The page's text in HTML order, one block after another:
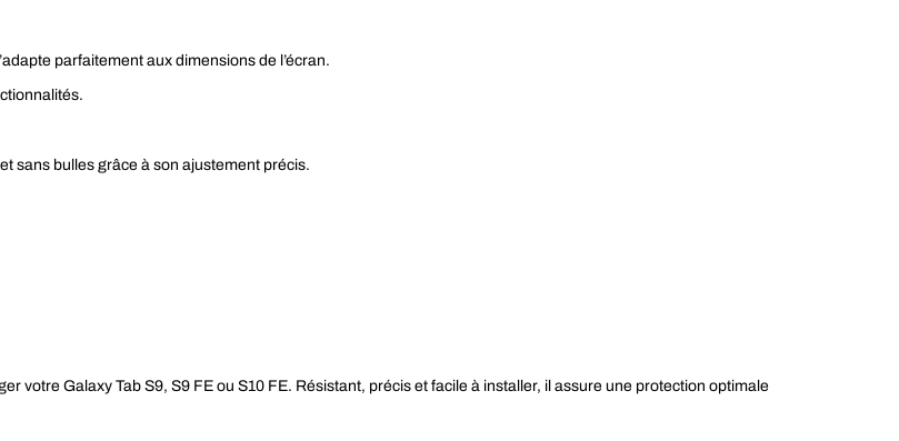
parfaitement aux dimensions de l’écran.
sans bulles grâce à son ajustement précis.
votre Galaxy Tab S9, S9 FE ou S10 FE. Résistant, précis et facile à installer, il assure une protection optimale